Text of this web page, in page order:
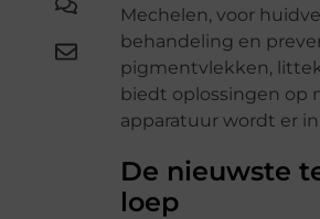
Mechelen, voor
behandeling en
pigmentvlekken,
biedt oplossingen op
apparatuur wordt er
De nieuwste
loep